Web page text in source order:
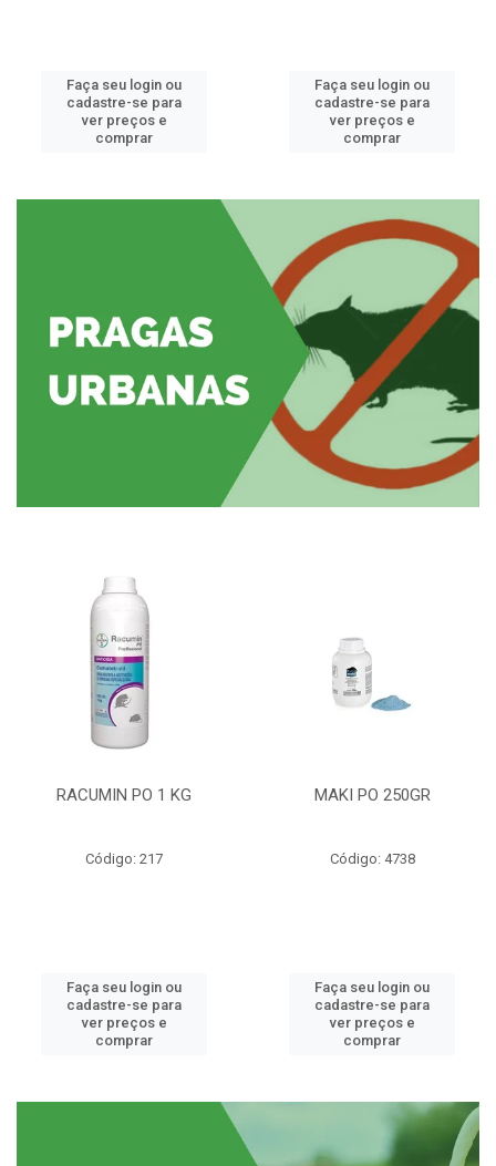
Faça seu login ou
cadastre-se para
ver preços e
comprar
Faça seu login ou
cadastre-se para
ver preços e
comprar
RACUMIN PO 1 KG
Código: 217
Faça seu login ou
cadastre-se para
ver preços e
comprar
MAKI PO 250GR
Código: 4738
Faça seu login ou
cadastre-se para
ver preços e
comprar